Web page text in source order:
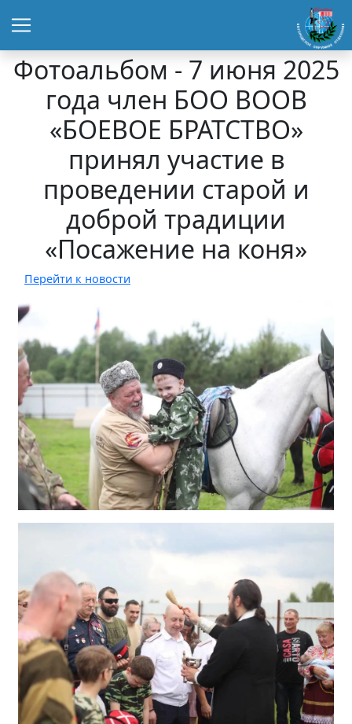
Фотоальбом - 7 июня 2025
года член БОО ВООВ
«БОЕВОЕ БРАТСТВО»
принял участие в
проведении старой и
доброй традиции
«Посажение на коня»
Перейти к новости